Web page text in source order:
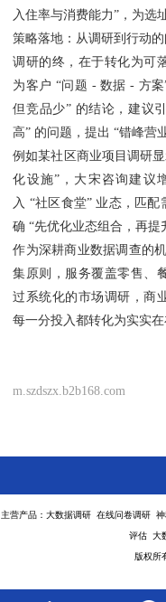
入住率与消费能力”，为选
策略落地：从调研到行动
调研的终，在于转化为可
为客户 “问题 - 数据 - 方
但竞品少” 的结论，建议
高” 的问题，提出 “错峰营
例如某社区商业项目调研
化设施”，大宋咨询建议
入 “社区食堂” 业态，匹
确 “先优化业态组合，再提
作为深耕商业数据调查的
集原则，服务覆盖零售、
过系统化的市场调研，商
每一分投入都转化为实实
m.szdszx.b2b168.com
主营产品：大数据调研 在线问卷调研
评估 大
版权所